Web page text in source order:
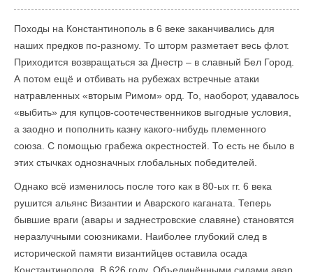
Походы на Константинополь в 6 веке заканчивались для
наших предков по-разному. То шторм разметает весь флот.
Приходится возвращаться за Днестр – в славный Бел Город.
А потом ещё и отбивать на рубежах встречные атаки
натравленных «вторым Римом» орд. То, наоборот, удавалось
«выбить» для купцов-соотечественников выгодные условия,
а заодно и пополнить казну какого-нибудь племенного
союза. С помощью грабежа окрестностей. То есть не было в
этих стычках однозначных глобальных победителей.
Однако всё изменилось после того как в 80-ых гг. 6 века
рушится альянс Византии и Аварского каганата. Теперь
бывшие враги (авары и заднестровские славяне) становятся
неразлучными союзниками. Наиболее глубокий след в
исторической памяти византийцев оставила осада